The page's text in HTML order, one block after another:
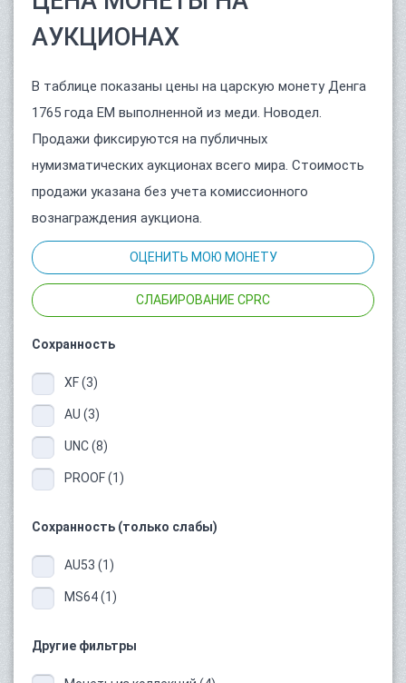
АУКЦИОНАХ
В таблице показаны цены на царскую монету Денга
1765 года ЕМ выполненной из меди. Новодел.
Продажи фиксируются на публичных
нумизматических аукционах всего мира. Стоимость
продажи указана без учета комиссионного
вознаграждения аукциона.
ОЦЕНИТЬ МОЮ МОНЕТУ
СЛАБИРОВАНИЕ CPRC
Сохранность
XF (3)
AU (3)
UNC (8)
PROOF (1)
Сохранность (только слабы)
AU53 (1)
MS64 (1)
Другие фильтры